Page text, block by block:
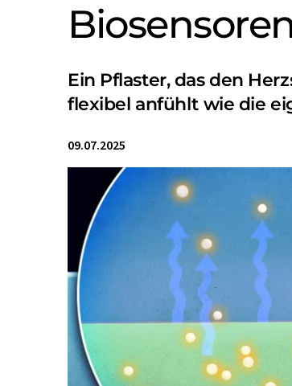
Ein Pflaster, das den
flexibel anfühlt wie die
09.07.2025